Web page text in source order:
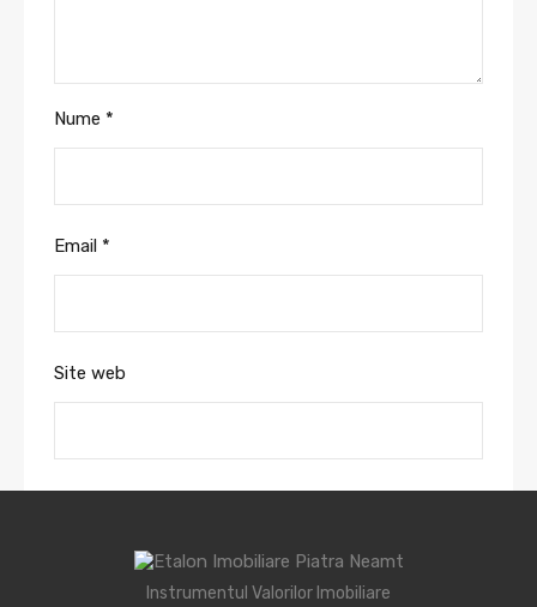
Nume *
Email *
Site web
Instrumentul Valorilor Imobiliare